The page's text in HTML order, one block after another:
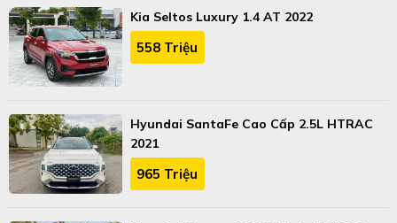
Kia Seltos Luxury 1.4 AT 2022
558 Triệu
Hyundai SantaFe Cao Cấp 2.5L HTRAC
2021
965 Triệu